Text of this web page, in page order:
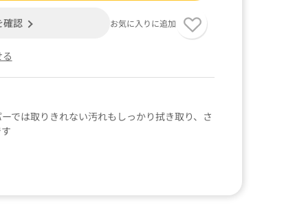
確認 お気に入りに追加
では取りきれない汚れもしっかり拭き取り、さ